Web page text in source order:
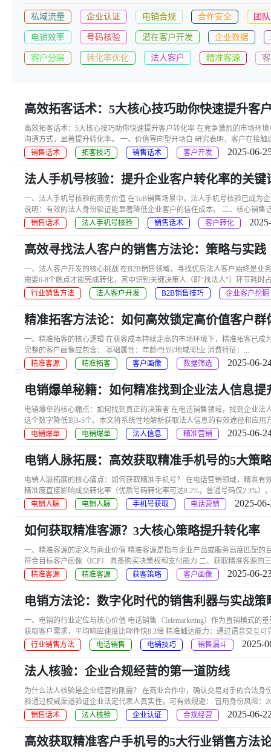
高效拓客话术：5大核心技巧助你快速提升客
高效拓客话术：5大核心技巧助你快速提升客户转化率 在竞争激烈的市场环
沟通方式，显著提升转化率。 一、价值导向型开场白 研究表明，客户在接
销售话术
拓客技巧 销售话术 客户开发 2025-06-
法人手机号核验：提升企业客户转化率的关键
一、法人手机号核验的商务价值 在ToB销售场景中，法人手机号核验已成为
说明：有效的法人身份验证能显著降低企业客户的信任成本。 二、核心销售
销售话术
法人手机号核验 销售话术 客户转化
高效寻找法人客户的销售方法论：策略与实践
一、法人客户开发的核心挑战 在B2B销售领域，寻找优质法人客户始终是业
需要6-8个触点才能完成转化，其中识别关键决策人（即"找法人"）环节耗时
行业销售方法
法人客户开发 B2B销售技巧 企业客户挖掘
精准拓客方法论：如何高效锁定高价值客户群
一、精准拓客的核心逻辑 在获客成本持续走高的市场环境下，精准拓客已成
完整的客户画像应包含： 基础属性：年龄/性别/地域/职业 消费特征：...
精准客源
精准拓客 客户画像 数据筛选 2025-06-
电销爆单秘籍：如何精准找到企业法人信息提
电销爆单的核心痛点：如何找到真正的决策者 在电话销售领域，找到企业
这个数字降低到3-5个。本文将系统性地解析获取法人信息的有效途径和应用
电销爆单
电销爆单 法人信息 精准营销 2025-06-
电销人脉拓展：高效获取精准手机号的5大策
电销人脉拓展的核心痛点：如何获取精准手机号？ 在电话营销领域，精准
精准度直接影响成交转化率（优质号码转化率可达8.2%，普通号码仅2.3%）
电销人脉
电销人脉 手机号获取 电话营销 2025-
如何获取精准客源？3大核心策略提升转化率
一、精准客源的定义与商业价值 精准客源是指与企业产品或服务高度匹配
符合目标客户画像（ICP） 具备购买决策权和支付能力 二、获取精准客源的
精准客源
精准客源 获客策略 客户画像 2025-06-
电销方法论：数字化时代的销售利器与实战策
一、电销的行业定位与核心价值 电话销售（Telemarketing）作为直销模式的
获取客户需求，平均响应速度比邮件快8.3倍 精准触达能力：通过语音交互
行业销售方法
电话销售 电销技巧 销售漏斗 2025-
法人核验：企业合规经营的第一道防线
为什么法人核验是企业经营的刚需？ 在商业合作中，确认交易对手的合法
验通过权威渠道验证企业法定代表人真实性，可有效规避： 冒用身份风险：
销售话术
法人核验 企业认证 合规经营 2025-06-
高效获取精准客户手机号的5大行业销售方法
私域流量 企业认证 电销合规 合作安全 团
电销效率 号码核验 潜在客户开发 企业数据
客户分层 转化率优化 法人客户 精准客源